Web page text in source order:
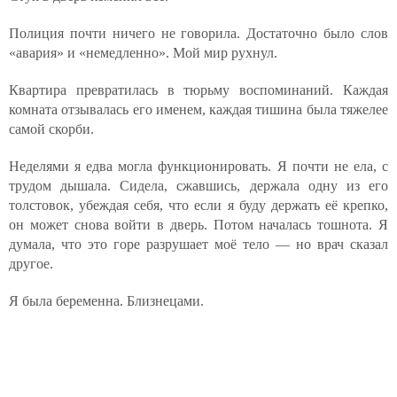
Полиция почти ничего не говорила. Достаточно было слов
«авария» и «немедленно». Мой мир рухнул.
Квартира превратилась в тюрьму воспоминаний. Каждая
комната отзывалась его именем, каждая тишина была тяжелее
самой скорби.
Неделями я едва могла функционировать. Я почти не ела, с
трудом дышала. Сидела, сжавшись, держала одну из его
толстовок, убеждая себя, что если я буду держать её крепко,
он может снова войти в дверь. Потом началась тошнота. Я
думала, что это горе разрушает моё тело — но врач сказал
другое.
Я была беременна. Близнецами.